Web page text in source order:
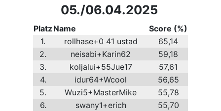
05./06.04.2025
PlatzName
Score (%)
1.
rollhase+0 41 ustad
65,14
2.
neisabi+Karin62
59,18
3.
koljalui+55Jue17
57,61
4.
idur64+Wcool
56,65
5.
Wuzi5+MasterMike
55,78
6.
swany1+erich
55,70